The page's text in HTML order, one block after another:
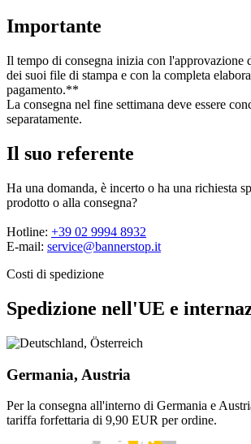
Importante
Il tempo di consegna inizia con l'approvazione
dei suoi file di stampa e con la completa
pagamento.**
La consegna nel fine settimana deve essere
separatamente.
Il suo referente
Ha una domanda, è incerto o ha una richiesta
prodotto o alla consegna?
Hotline: +39 02 9994 8932
E-mail: service@bannerstop.it
Costi di spedizione
Spedizione nell'UE e
Germania, Austria
Per la consegna all'interno di Germania e
tariffa forfettaria di 9,90 EUR per ordine.